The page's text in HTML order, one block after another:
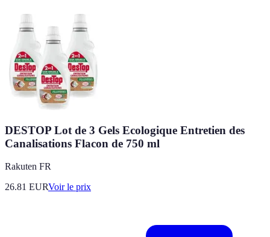
DESTOP Lot de 3 Gels Ecologique Entretien des
Canalisations Flacon de 750 ml
Rakuten FR
26.81 EURVoir le prix